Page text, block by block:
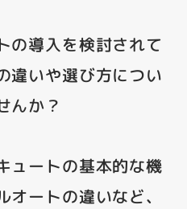
の導入を検討されて
違いや選び方につい
んか？
ュートの基本的な機
ートの違いなど、